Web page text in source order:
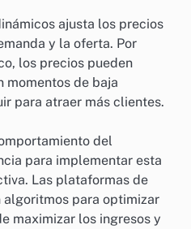
ajusta los precios
y la oferta. Por
los precios pueden
momentos de baja
para atraer más clientes.
del
para implementar esta
Las plataformas de
para optimizar
maximizar los ingresos y